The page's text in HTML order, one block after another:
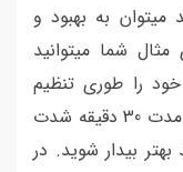
به بهبود و
شما میتوانید
را طوری تنظیم
کنید که در اوایل صبح روشن شود و در مدت 30 دقیقه شدت
بهتر بیدار شوید. در